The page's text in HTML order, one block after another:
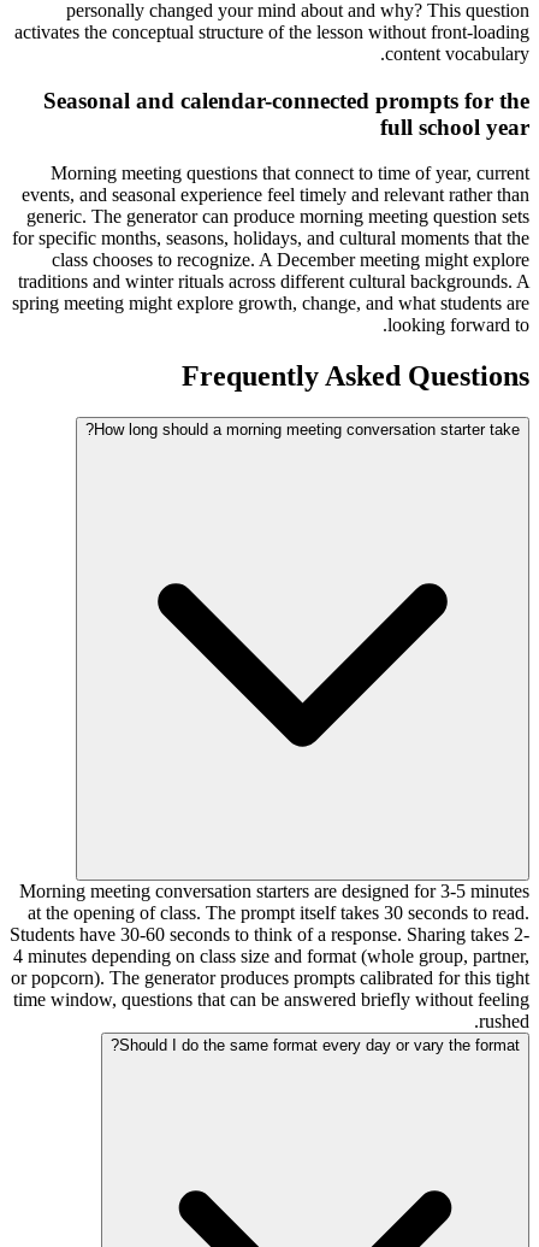
personally changed your mind about and why? This question
activates the conceptual structure of the lesson without front-loading
content vocabulary.
Seasonal and calendar-connected prompts for the
full school year
Morning meeting questions that connect to time of year, current
events, and seasonal experience feel timely and relevant rather than
generic. The generator can produce morning meeting question sets
for specific months, seasons, holidays, and cultural moments that the
class chooses to recognize. A December meeting might explore
traditions and winter rituals across different cultural backgrounds. A
spring meeting might explore growth, change, and what students are
looking forward to.
Frequently Asked Questions
How long should a morning meeting conversation starter take?
Morning meeting conversation starters are designed for 3-5 minutes
at the opening of class. The prompt itself takes 30 seconds to read.
Students have 30-60 seconds to think of a response. Sharing takes 2-
4 minutes depending on class size and format (whole group, partner,
or popcorn). The generator produces prompts calibrated for this tight
time window, questions that can be answered briefly without feeling
rushed.
Should I do the same format every day or vary the format?